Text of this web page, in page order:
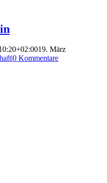
19. März
|0 Kommentare